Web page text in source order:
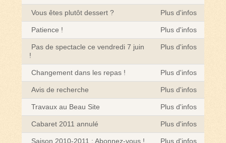
Vous êtes plutôt dessert ? Plus d'infos
Patience ! Plus d'infos
Pas de spectacle ce vendredi 7 juin
!
Plus d'infos
Changement dans les repas ! Plus d'infos
Avis de recherche Plus d'infos
Travaux au Beau Site Plus d'infos
Cabaret 2011 annulé Plus d'infos
Saison 2010-2011 : Abonnez-vous ! Plus d'infos